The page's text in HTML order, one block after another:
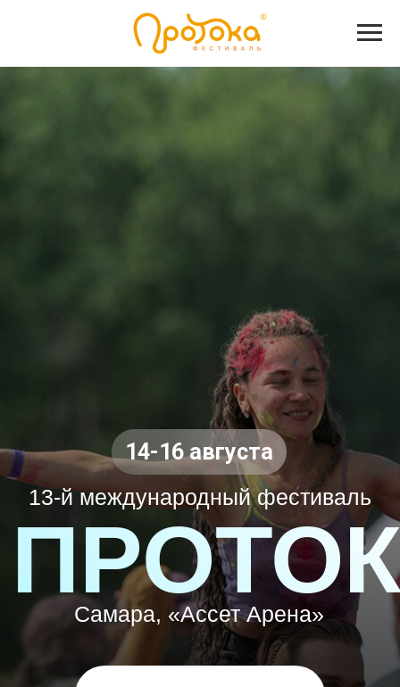
Смотреть видео
Самара, «Ассет Арена»
ПРОТОКА
13-й международный фестиваль